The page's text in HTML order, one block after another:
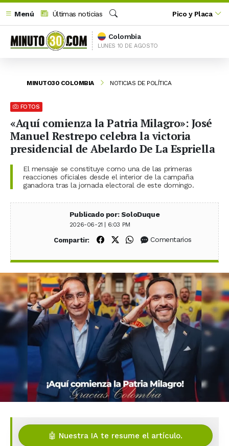
Menú
Últimas noticias
Buscar
Pico y Placa
Colombia
LUNES 10 DE AGOSTO
MINUTO30 COLOMBIA NOTICIAS DE POLÍTICA
FOTOS
«Aquí comienza la Patria Milagro»: José
Manuel Restrepo celebra la victoria
presidencial de Abelardo De La Espriella
El mensaje se constituye como una de las primeras
reacciones oficiales desde el interior de la campaña
ganadora tras la jornada electoral de este domingo.
Publicado por: SoloDuque
2026-06-21 | 6:03 PM
Compartir: Compartir en Facebook
Compartir en X (Twitter)
Compartir en WhatsApp
Comentarios
🤖 Nuestra IA te resume el artículo.